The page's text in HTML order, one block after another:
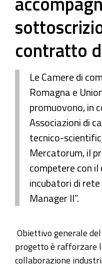
contratto
Le Camere di
Romagna e
promuovono, in
Associazioni di
tecnico-
Mercatorum, il
competere con
incubatori di
Manager II”.
Obiettivo generale del
progetto è rafforzare
collaborazione